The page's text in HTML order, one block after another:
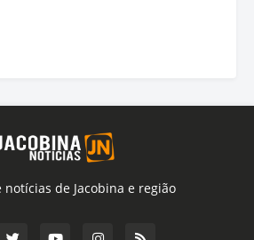
notícias de Jacobina e região